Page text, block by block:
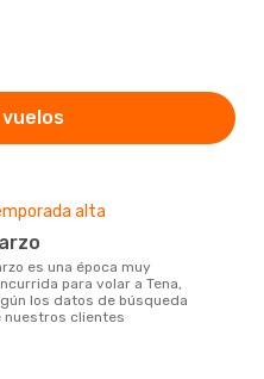
alta
marzo
para volar a Tena,
los datos de búsqueda
nuestros clientes